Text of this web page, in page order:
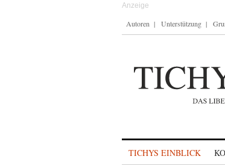
Autoren Unterstützung
TICHYS EINBLICK